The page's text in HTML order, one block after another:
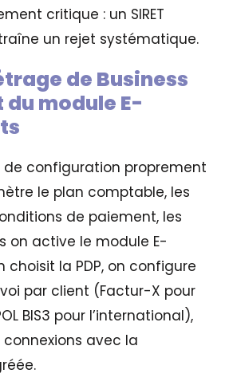
critique : un SIRET
un rejet systématique.
de Business
module E-
de configuration proprement
le plan comptable, les
de paiement, les
on active le module E-
choisit la PDP, on configure
par client (Factur-X pour
BIS3 pour l’international),
avec la